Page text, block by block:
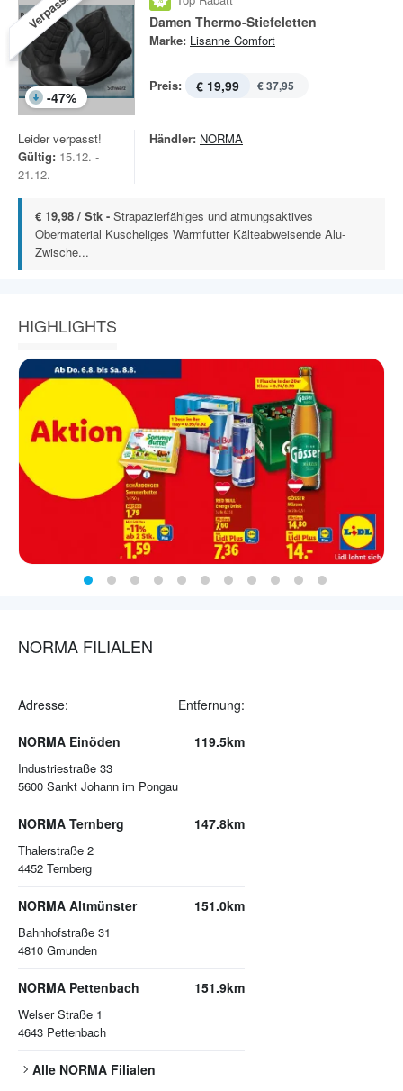
Verpasst!
-47%
Damen Thermo-Stiefeletten
Marke: Lisanne Comfort
Preis: € 19,99 € 37,95
Leider verpasst!
Gültig: 15.12. -
21.12.
Händler: NORMA
€ 19,98 / Stk - Strapazierfähiges und atmungsaktives
Obermaterial Kuscheliges Warmfutter Kälteabweisende Alu-
Zwische...
HIGHLIGHTS
NORMA FILIALEN
Adresse: Entfernung:
NORMA Einöden
Industriestraße 33
5600 Sankt Johann im Pongau
119.5km
NORMA Ternberg
Thalerstraße 2
4452 Ternberg
147.8km
NORMA Altmünster
Bahnhofstraße 31
4810 Gmunden
151.0km
NORMA Pettenbach
Welser Straße 1
4643 Pettenbach
151.9km
Alle NORMA Filialen